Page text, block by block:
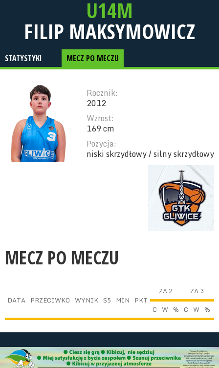
U14M
FILIP MAKSYMOWICZ
STATYSTYKI MECZ PO MECZU
Rocznik:
2012
Wzrost:
169 cm
Pozycja:
niski skrzydłowy / silny skrzydłowy
MECZ PO MECZU
DATA PRZECIWKO WYNIK S5 MIN PKT
ZA 2
ZA 3
C W % C W %